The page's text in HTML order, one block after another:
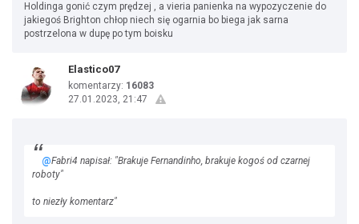
Holdinga gonić czym prędzej , a vieria panienka na wypozyczenie do
jakiegoś Brighton chłop niech się ogarnia bo biega jak sarna
postrzelona w dupę po tym boisku
Elastico07
komentarzy: 16083
27.01.2023, 21:47
@Fabri4 napisał: "Brakuje Fernandinho, brakuje kogoś od czarnej
roboty"
to niezły komentarz"